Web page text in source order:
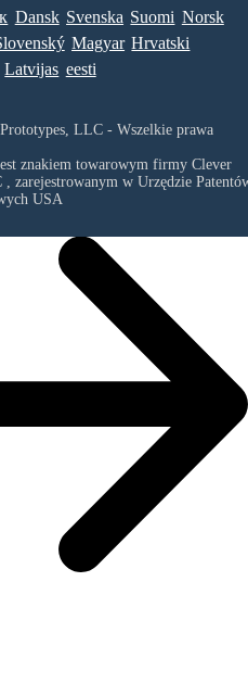
Dansk Svenska Suomi Norsk
Magyar Hrvatski
Latvijas eesti
LLC - Wszelkie prawa
znakiem towarowym firmy Clever
, zarejestrowanym w Urzędzie
USA